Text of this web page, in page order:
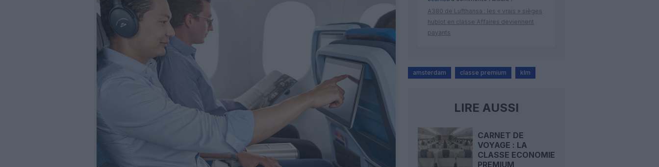
A380 de Lufthansa : les « vrais » sièges
hublot en classe Affaires deviennent
payants
amsterdam classe premium klm
LIRE AUSSI
CARNET DE
VOYAGE : LA
CLASSE ECONOMIE
PREMIUM